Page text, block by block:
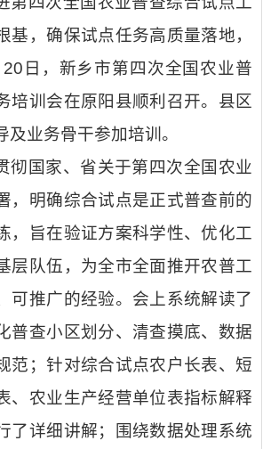
基，确保试点任务高质量落地，
日，新乡市第四次全国农业普
培训会在原阳县顺利召开。县区
及业务骨干参加培训。
彻国家、省关于第四次全国农业
，明确综合试点是正式普查前的
，旨在验证方案科学性、优化工
层队伍，为全市全面推开农普工
可推广的经验。会上系统解读了
普查小区划分、清查摸底、数据
范；针对综合试点农户长表、短
、农业生产经营单位表指标解释
了详细讲解；围绕数据处理系统